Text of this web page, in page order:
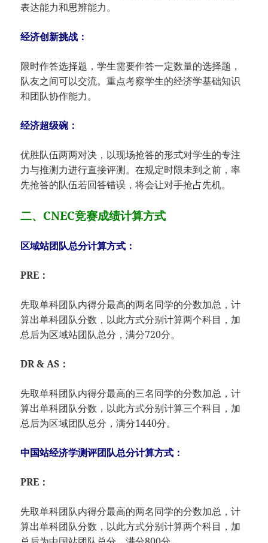
表达能力和思辨能力。
经济创新挑战：
限时作答选择题，学生需要作答一定数量的选择题，
队友之间可以交流。重点考察学生的经济学基础知识
和团队协作能力。
经济超级碗：
优胜队伍两两对决，以现场抢答的形式对学生的专注
力与推测力进行直接评测。在规定时限未到之前，率
先抢答的队伍若回答错误，将会让对手抢占先机。
二、CNEC竞赛成绩计算方式
区域站团队总分计算方式：
PRE：
先取单科团队内得分最高的两名同学的分数加总，计
算出单科团队分数，以此方式分别计算两个科目，加
总后为区域站团队总分，满分720分。
DR & AS：
先取单科团队内得分最高的三名同学的分数加总，计
算出单科团队分数，以此方式分别计算三个科目，加
总后为区域团队总分，满分1440分。
中国站经济学测评团队总分计算方式：
PRE：
先取单科团队内得分最高的两名同学的分数加总，计
算出单科团队分数，以此方式分别计算两个科目，加